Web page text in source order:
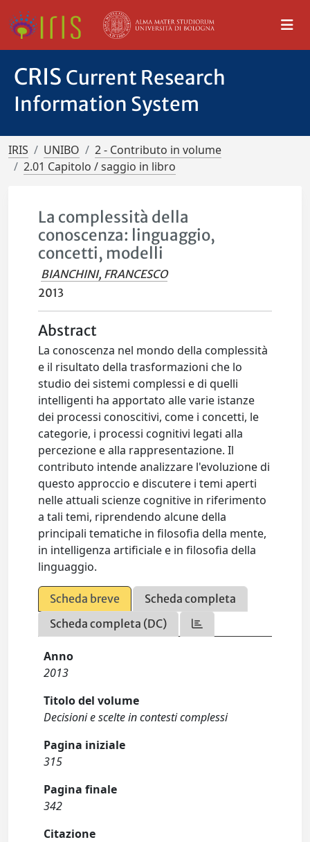
CRIS Current Research
Information System
IRIS UNIBO
2 - Contributo in volume
2.01 Capitolo / saggio in libro
La complessità della
conoscenza: linguaggio,
concetti, modelli
BIANCHINI, FRANCESCO
2013
Abstract
La conoscenza nel mondo della complessità
e il risultato della trasformazioni che lo
studio dei sistemi complessi e di quelli
intelligenti ha apportato alle varie istanze
dei processi conoscitivi, come i concetti, le
categorie, i processi cognitivi legati alla
percezione e alla rappresentazione. Il
contributo intende analizzare l'evoluzione di
questo approccio e discutere i temi aperti
nelle attuali scienze cognitive in riferimento
a tali temi, riprendendo alcune della
principali tematiche in filosofia della mente,
in intelligenza artificiale e in filosofia della
linguaggio.
Scheda breve
Scheda completa
Scheda completa (DC)
Anno
2013
Titolo del volume
Decisioni e scelte in contesti complessi
Pagina iniziale
315
Pagina finale
342
Citazione